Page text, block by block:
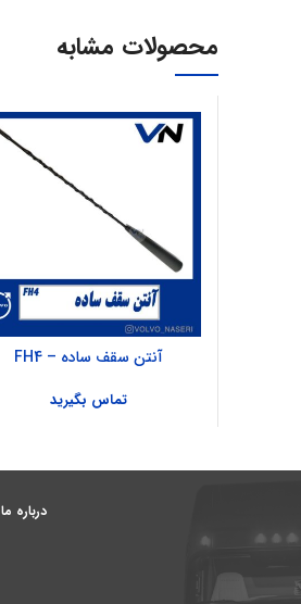
محصولات مشابه
آنتن سقف ساده – FH4
تماس بگیرید
درباره ما